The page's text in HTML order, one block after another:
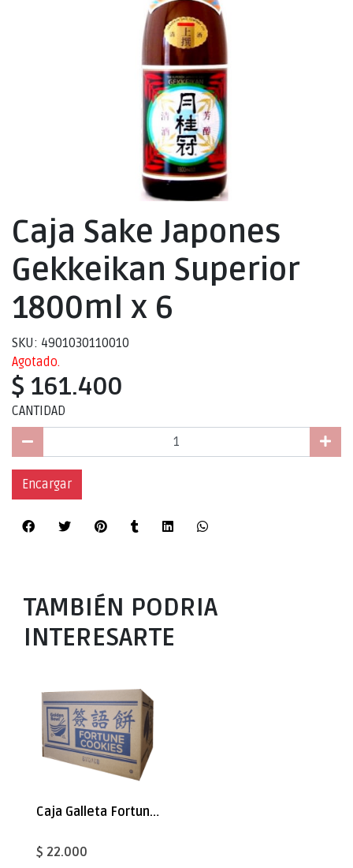
Caja Sake Japones
Gekkeikan Superior
1800ml x 6
SKU: 4901030110010
Agotado.
$ 161.400
CANTIDAD
Encargar
TAMBIÉN PODRIA
INTERESARTE
Caja Galleta Fortuna Naranja 350uni
$ 22.000